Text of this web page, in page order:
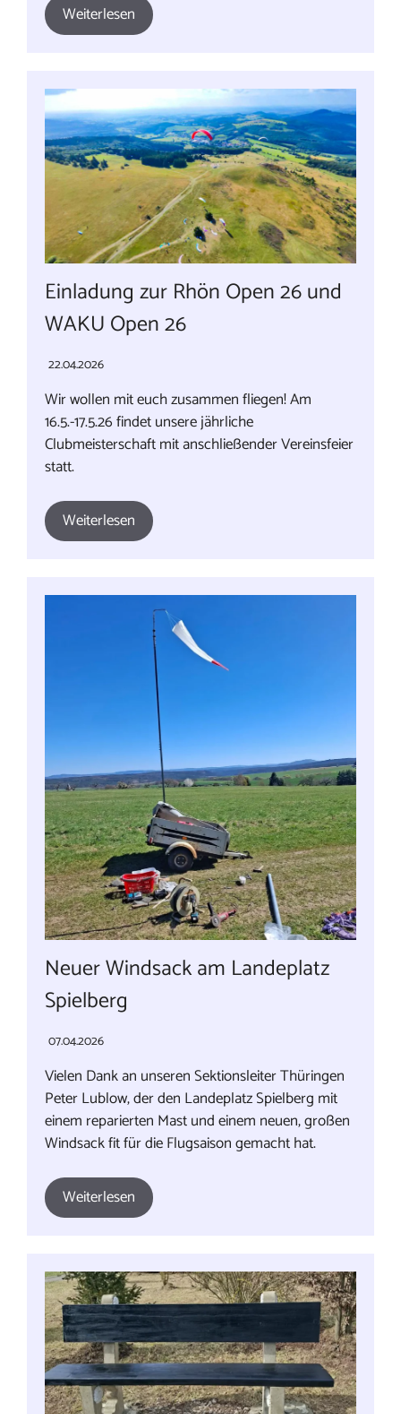
Weiterlesen
Einladung zur Rhön Open 26 und
WAKU Open 26
22.04.2026
Wir wollen mit euch zusammen fliegen! Am
16.5.-17.5.26 findet unsere jährliche
Clubmeisterschaft mit anschließender Vereinsfeier
statt.
Weiterlesen
Neuer Windsack am Landeplatz
Spielberg
07.04.2026
Vielen Dank an unseren Sektionsleiter Thüringen
Peter Lublow, der den Landeplatz Spielberg mit
einem reparierten Mast und einem neuen, großen
Windsack fit für die Flugsaison gemacht hat.
Weiterlesen